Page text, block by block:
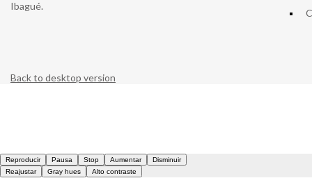
Ibagué.
Back to desktop version